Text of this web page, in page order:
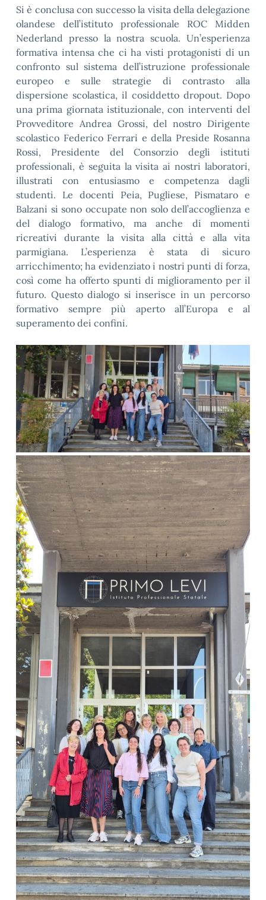
Si è conclusa con successo la visita della delegazione
olandese dell’istituto professionale ROC Midden
Nederland presso la nostra scuola. Un’esperienza
formativa intensa che ci ha visti protagonisti di un
confronto sul sistema dell’istruzione professionale
europeo e sulle strategie di contrasto alla
dispersione scolastica, il cosiddetto dropout. Dopo
una prima giornata istituzionale, con interventi del
Provveditore Andrea Grossi, del nostro Dirigente
scolastico Federico Ferrari e della Preside Rosanna
Rossi, Presidente del Consorzio degli istituti
professionali, è seguita la visita ai nostri laboratori,
illustrati con entusiasmo e competenza dagli
studenti. Le docenti Peia, Pugliese, Pismataro e
Balzani si sono occupate non solo dell’accoglienza e
del dialogo formativo, ma anche di momenti
ricreativi durante la visita alla città e alla vita
parmigiana. L’esperienza è stata di sicuro
arricchimento; ha evidenziato i nostri punti di forza,
così come ha offerto spunti di miglioramento per il
futuro. Questo dialogo si inserisce in un percorso
formativo sempre più aperto all’Europa e al
superamento dei confini.